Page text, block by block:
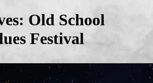
Old School
Festival